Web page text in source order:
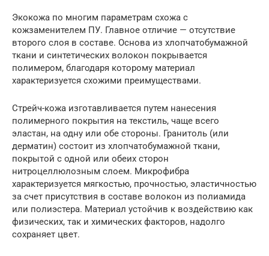
Экокожа по многим параметрам схожа с
кожзаменителем ПУ. Главное отличие — отсутствие
второго слоя в составе. Основа из хлопчатобумажной
ткани и синтетических волокон покрывается
полимером, благодаря которому материал
характеризуется схожими преимуществами.
Стрейч-кожа изготавливается путем нанесения
полимерного покрытия на текстиль, чаще всего
эластан, на одну или обе стороны. Гранитоль (или
дерматин) состоит из хлопчатобумажной ткани,
покрытой с одной или обеих сторон
нитроцеллюлозным слоем. Микрофибра
характеризуется мягкостью, прочностью, эластичностью
за счет присутствия в составе волокон из полиамида
или полиэстера. Материал устойчив к воздействию как
физических, так и химических факторов, надолго
сохраняет цвет.